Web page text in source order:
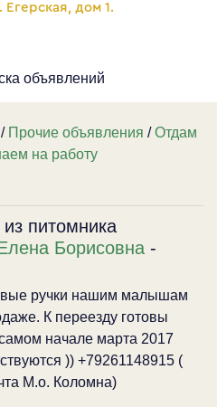
Егерская, дом 1.
объявлений
/ Прочие объявления /Отдам
на работу
питомника
Борисовна -
ручки нашим малышам
К переезду готовы
начале марта 2017
)) +79261148915 (
М.о. Коломна)